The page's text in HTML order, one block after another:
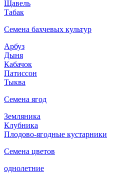
Щавель
Табак
Семена бахчевых культур
Арбуз
Дыня
Кабачок
Патиссон
Тыква
Семена ягод
Земляника
Клубника
Плодово-ягодные кустарники
Семена цветов
однолетние